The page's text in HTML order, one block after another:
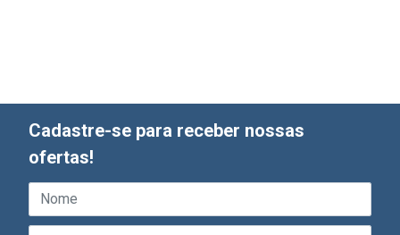
Cadastre-se para receber nossas
ofertas!